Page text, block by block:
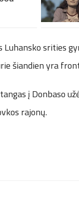
Luhansko srities
šiandien yra
į Donbaso
rajonų.